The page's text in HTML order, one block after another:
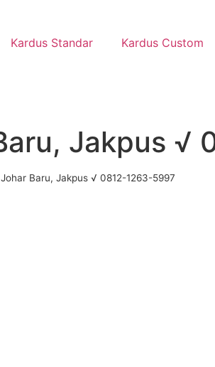
Kardus Standar Kardus Custom
Jakpus √
Baru, Jakpus √ 0812-1263-5997